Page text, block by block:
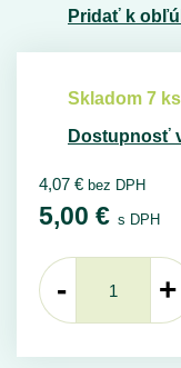
Pridať k
Skladom 7 ks
Dostupnosť
4,07 € bez DPH
5,00 € s DPH
- +